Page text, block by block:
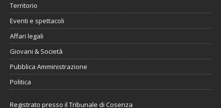
Territorio
Eventi e spettacoli
Affari legali
Giovani & Società
Pubblica Amministrazione
Politica
Registrato presso il Tribunale di Cosenza